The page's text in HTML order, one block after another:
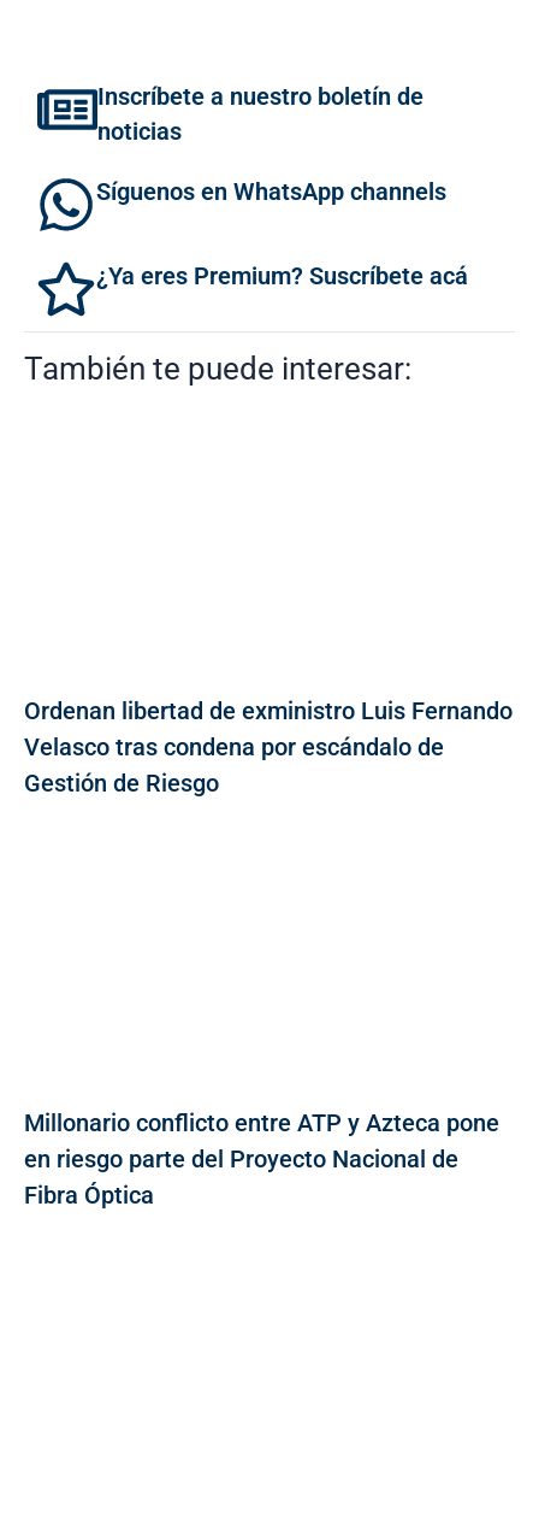
Inscríbete a nuestro boletín de
noticias
Síguenos en WhatsApp channels
¿Ya eres Premium? Suscríbete acá
También te puede interesar:
Ordenan libertad de exministro Luis Fernando
Velasco tras condena por escándalo de
Gestión de Riesgo
Millonario conflicto entre ATP y Azteca pone
en riesgo parte del Proyecto Nacional de
Fibra Óptica